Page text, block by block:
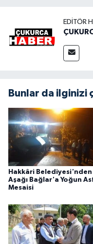
EDITÖR
Bunlar da ilginizi
Hakkâri Belediyesi'nden
Aşağı Bağlar'a Yoğun
Mesaisi